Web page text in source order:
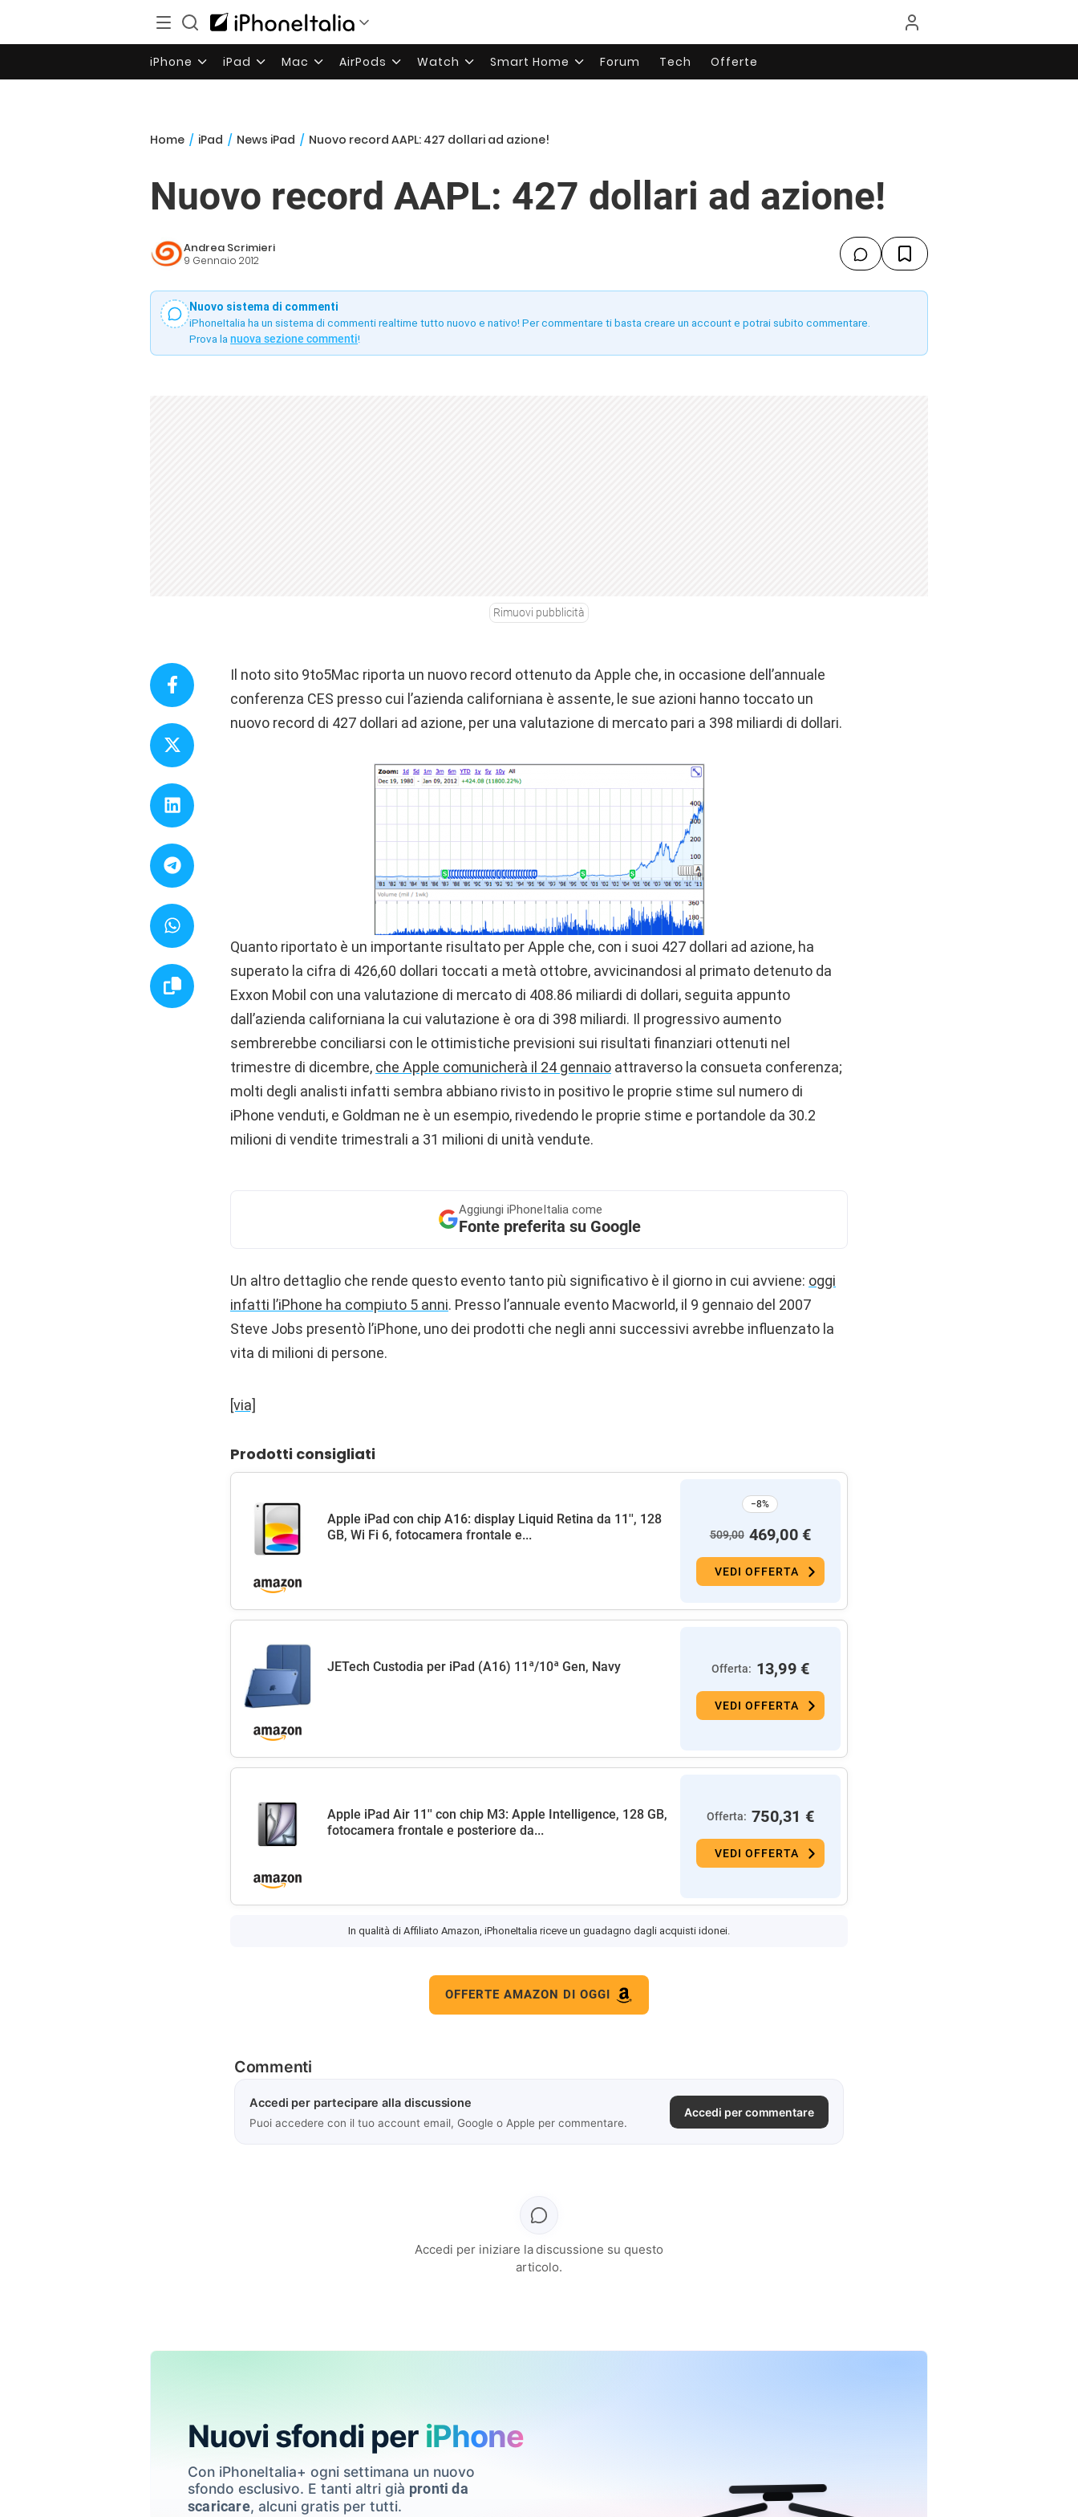
iPhone iPad Mac AirPods Watch Smart Home Forum Tech Offerte
Home / iPad / News iPad / Nuovo record AAPL: 427 dollari ad azione!
Nuovo record AAPL: 427 dollari ad azione!
Andrea Scrimieri
9 Gennaio 2012
Nuovo sistema di commenti
iPhoneItalia ha un sistema di commenti realtime tutto nuovo e nativo! Per commentare ti basta creare un account e potrai subito commentare.
Prova la nuova sezione commenti!
Rimuovi pubblicità
Il noto sito 9to5Mac riporta un nuovo record ottenuto da Apple che, in occasione dell’annuale
conferenza CES presso cui l’azienda californiana è assente, le sue azioni hanno toccato un
nuovo record di 427 dollari ad azione, per una valutazione di mercato pari a 398 miliardi di dollari.
Quanto riportato è un importante risultato per Apple che, con i suoi 427 dollari ad azione, ha
superato la cifra di 426,60 dollari toccati a metà ottobre, avvicinandosi al primato detenuto da
Exxon Mobil con una valutazione di mercato di 408.86 miliardi di dollari, seguita appunto
dall’azienda californiana la cui valutazione è ora di 398 miliardi. Il progressivo aumento
sembrerebbe conciliarsi con le ottimistiche previsioni sui risultati finanziari ottenuti nel
trimestre di dicembre, che Apple comunicherà il 24 gennaio attraverso la consueta conferenza;
molti degli analisti infatti sembra abbiano rivisto in positivo le proprie stime sul numero di
iPhone venduti, e Goldman ne è un esempio, rivedendo le proprie stime e portandole da 30.2
milioni di vendite trimestrali a 31 milioni di unità vendute.
Aggiungi iPhoneItalia come
Fonte preferita su Google
Un altro dettaglio che rende questo evento tanto più significativo è il giorno in cui avviene: oggi
infatti l’iPhone ha compiuto 5 anni. Presso l’annuale evento Macworld, il 9 gennaio del 2007
Steve Jobs presentò l’iPhone, uno dei prodotti che negli anni successivi avrebbe influenzato la
vita di milioni di persone.
[via]
Prodotti consigliati
Apple iPad con chip A16: display Liquid Retina da 11'', 128
GB, Wi Fi 6, fotocamera frontale e...
−8%
509,00 469,00 €
VEDI OFFERTA
JETech Custodia per iPad (A16) 11ª/10ª Gen, Navy Offerta: 13,99 €
VEDI OFFERTA
Apple iPad Air 11'' con chip M3: Apple Intelligence, 128 GB,
fotocamera frontale e posteriore da...
Offerta: 750,31 €
VEDI OFFERTA
In qualità di Affiliato Amazon, iPhoneItalia riceve un guadagno dagli acquisti idonei.
OFFERTE AMAZON DI OGGI
Commenti
Accedi per partecipare alla discussione
Puoi accedere con il tuo account email, Google o Apple per commentare.
Accedi per commentare
Accedi per iniziare la discussione su questo
articolo.
Nuovi sfondi per iPhone
Con iPhoneItalia+ ogni settimana un nuovo
sfondo esclusivo. E tanti altri già pronti da
scaricare, alcuni gratis per tutti.